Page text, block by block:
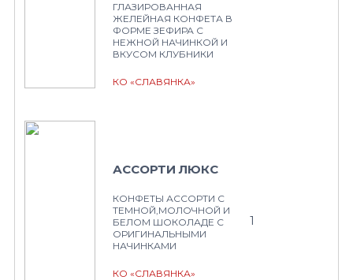
ГЛАЗИРОВАННАЯ
ЖЕЛЕЙНАЯ КОНФЕТА В
ФОРМЕ ЗЕФИРА С
НЕЖНОЙ НАЧИНКОЙ И
ВКУСОМ КЛУБНИКИ
КО «СЛАВЯНКА»
АССОРТИ ЛЮКС
КОНФЕТЫ АССОРТИ С
ТЕМНОЙ,МОЛОЧНОЙ И
БЕЛОМ ШОКОЛАДЕ С
ОРИГИНАЛЬНЫМИ
НАЧИНКАМИ
КО «СЛАВЯНКА»
1